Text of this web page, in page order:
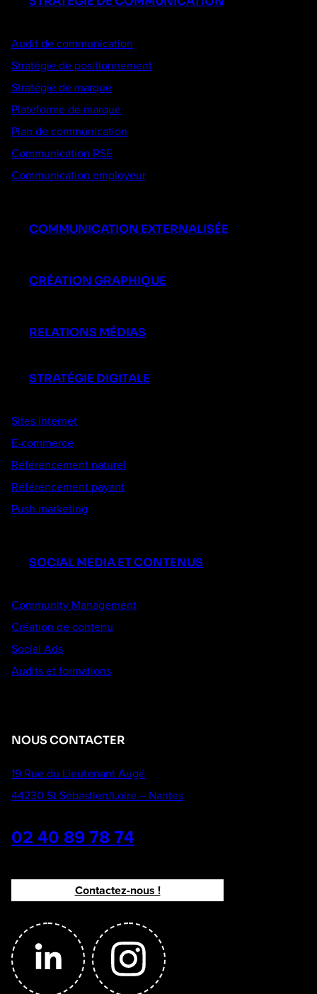
Audit de communication
Stratégie de positionnement
Stratégie de marque
Plateforme de marque
Plan de communication
Communication RSE
Communication employeur
COMMUNICATION EXTERNALISÉE
CRÉATION GRAPHIQUE
RELATIONS MÉDIAS
STRATÉGIE DIGITALE
Sites internet
E-commerce
Référencement naturel
Référencement payant
Push marketing
SOCIAL MEDIA ET CONTENUS
Community Management
Création de contenu
Social Ads
Audits et formations
NOUS CONTACTER
19 Rue du Lieutenant Augé
44230 St Sébastien/Loire – Nantes
02 40 89 78 74
Contactez-nous !